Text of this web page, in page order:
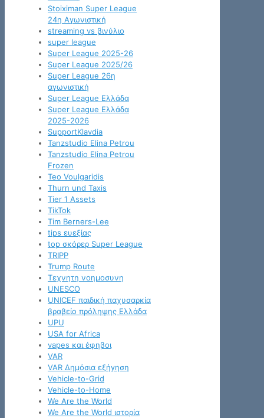
Stoiximan Super League
24η Αγωνιστική
streaming vs βινύλιο
super league
Super League 2025-26
Super League 2025/26
Super League 26η
αγωνιστική
Super League Ελλάδα
Super League Ελλάδα
2025-2026
SupportKlavdia
Tanzstudio Elina Petrou
Tanzstudio Elina Petrou
Frozen
Teo Voulgaridis
Thurn und Taxis
Tier 1 Assets
TikTok
Tim Berners-Lee
tips ευεξίας
top σκόρερ Super League
TRIPP
Trump Route
Tεχνητη νοημοσυνη
UNESCO
UNICEF παιδική παχυσαρκία
βραβείο πρόληψης Ελλάδα
UPU
USA for Africa
vapes και έφηβοι
VAR
VAR Δημόσια εξήγηση
Vehicle-to-Grid
Vehicle-to-Home
We Are the World
We Are the World ιστορία